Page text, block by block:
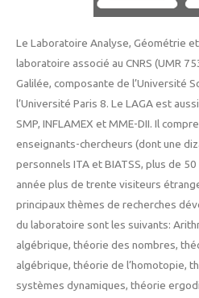
Le Laboratoire Analyse, Géométrie
laboratoire associé au CNRS (UMR
Galilée, composante de l’Université
l’Université Paris 8. Le LAGA est
SMP, INFLAMEX et MME-DII. Il
enseignants-chercheurs (dont une
personnels ITA et BIATSS, plus de
année plus de trente visiteurs
principaux thèmes de recherches
du laboratoire sont les suivants:
algébrique, théorie des nombres,
algébrique, théorie de l’homotopie,
systèmes dynamiques, théorie